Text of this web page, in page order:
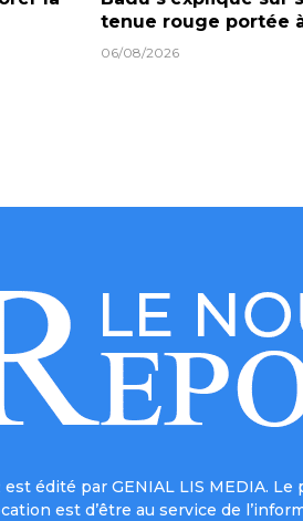
tenue rouge portée
06/08/2026
édité par GENIAL LIS MEDIA.
est d’être au service de